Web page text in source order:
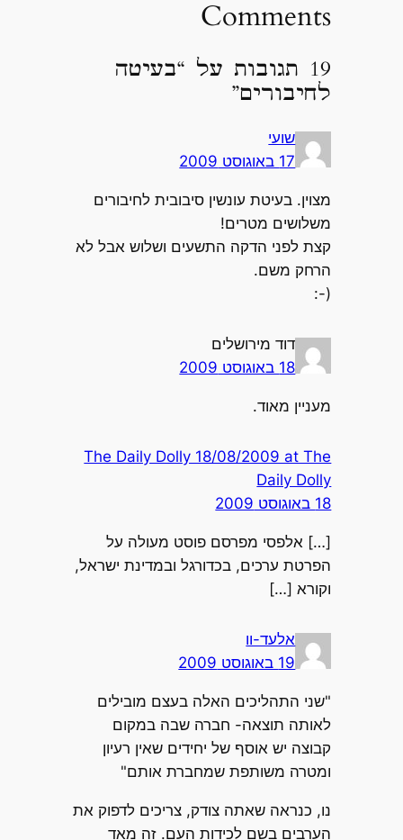
Comments
19 תגובות על “בעיטה
לחיבורים”
שועי
17 באוגוסט 2009
מצוין. בעיטת עונשין סיבובית לחיבורים
משלושים מטרים!
קצת לפני הדקה התשעים ושלוש אבל לא
הרחק משם.
דוד מירושלים
18 באוגוסט 2009
מעניין מאוד.
The Daily Dolly 18/08/2009 at The
Daily Dolly
[…] אלפסי מפרסם פוסט מעולה על
הפרטת ערכים, בכדורגל ובמדינת ישראל,
וקורא […]
אלעד-וו
19 באוגוסט 2009
"שני התהליכים האלה בעצם מובילים
לאותה תוצאה- חברה שבה במקום
קבוצה יש אוסף של יחידים שאין רעיון
ומטרה משותפת שמחברת אותם"
נו, כנראה שאתה צודק, צריכים לדפוק את
הערבים בשם לכידות העם. זה מאד